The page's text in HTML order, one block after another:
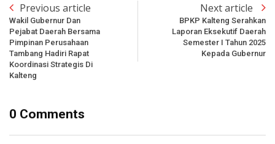
Previous article
Wakil Gubernur Dan
Pejabat Daerah Bersama
Pimpinan Perusahaan
Tambang Hadiri Rapat
Koordinasi Strategis Di
Kalteng
Next article
BPKP Kalteng Serahkan
Laporan Eksekutif Daerah
Semester I Tahun 2025
Kepada Gubernur
0 Comments